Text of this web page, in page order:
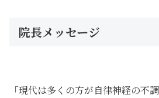
院長メッセージ
「現代は多くの方が自律神経の不